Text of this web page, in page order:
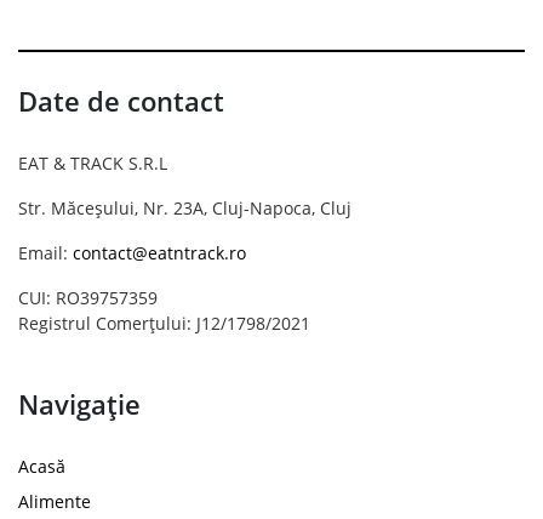
Date de contact
EAT & TRACK S.R.L
Str. Măceșului, Nr. 23A, Cluj-Napoca, Cluj
Email: contact@eatntrack.ro
CUI: RO39757359
Registrul Comerțului: J12/1798/2021
Navigație
Acasă
Alimente